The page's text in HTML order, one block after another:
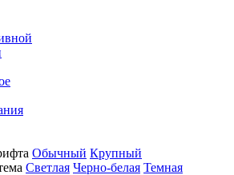
Обычный Крупный
Светлая Черно-белая Темная